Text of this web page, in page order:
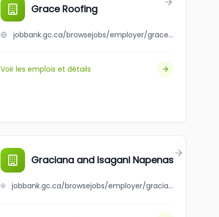
Grace Roofing
jobbank.gc.ca/browsejobs/employer/grace+roofing/ca
Voir les emplois et détails
Graciana and Isagani Napenas
jobbank.gc.ca/browsejobs/employer/graciana+and+isagani+napenas/ca